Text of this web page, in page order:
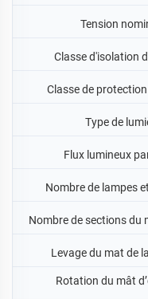
Tension
Classe d'isolation
Classe de
Type de
Flux lumineux
Nombre de lampes
Nombre de sections du
Levage du mat de
Rotation du mât